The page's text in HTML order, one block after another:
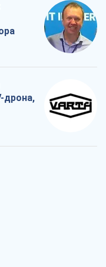
дрона,